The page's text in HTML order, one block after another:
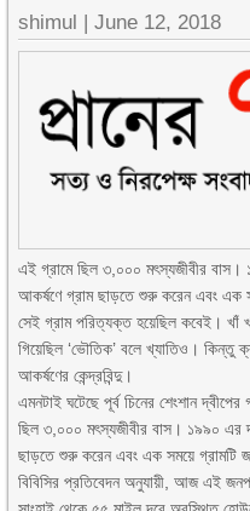
shimul |June 12, 2018
এই গ্রামে ছিল ৩,০০০ মৎস্যজীবীর বাস।
আকর্ষণে গ্রাম ছাড়তে শুরু করেন এবং এক
সেই গ্রাম পরিত্যক্ত হয়েছিল কবেই। খাঁ
গিয়েছিল ‘ভৌতিক’ বলে খ্যাতিও। কিন্তু
আকর্ষণের কেন্দ্রবিন্দু।
এমনটাই ঘটেছে পূর্ব চিনের শেংশান
ছিল ৩,০০০ মৎস্যজীবীর বাস। ১৯৯০ এর
ছাড়তে শুরু করেন এবং এক সময়ে গ্রামটি
বিবিসির প্রতিবেদন অনুযায়ী, আজ এই